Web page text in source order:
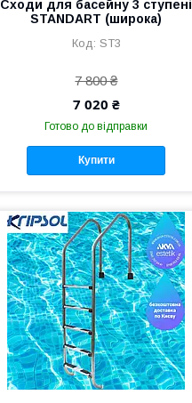
Сходи для басейну 3 ступені
STANDART (широка)
ST3
7 800 ₴
7 020 ₴
Готово до відправки
Купити